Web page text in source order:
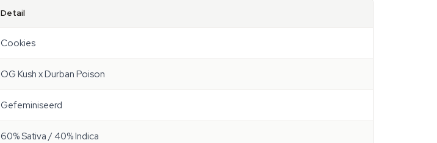
Detail
Cookies
OG Kush x Durban Poison
Gefeminiseerd
60% Sativa / 40% Indica